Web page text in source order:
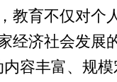
教育不仅对个
经济社会发展
内容丰富、规